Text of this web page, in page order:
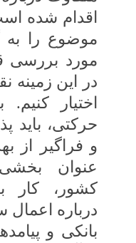
اقدام شده
موضوع را
مورد بررسی
در این زمینه‏
اختیار
حرکتی، باید
و فراگیر از
عنوان
کشور، کار
درباره اعمال
بانکی و